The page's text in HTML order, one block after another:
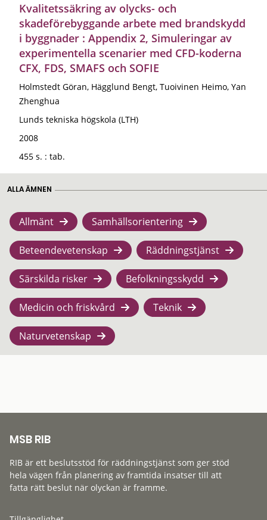
Kvalitetssäkring av olycks- och
skadeförebyggande arbete med brandskydd
i byggnader : Appendix 2, Simuleringar av
experimentella scenarier med CFD-koderna
CFX, FDS, SMAFS och SOFIE
Holmstedt Göran, Hägglund Bengt, Tuoivinen Heimo, Yan
Zhenghua
Lunds tekniska högskola (LTH)
2008
455 s. : tab.
ALLA ÄMNEN
Allmänt Samhällsorientering
Beteendevetenskap Räddningstjänst
Särskilda risker Befolkningsskydd
Medicin och friskvård Teknik
Naturvetenskap
MSB RIB
RIB är ett beslutsstöd för räddningstjänst som ger stöd
hela vägen från planering av framtida insatser till att
fatta rätt beslut när olyckan är framme.